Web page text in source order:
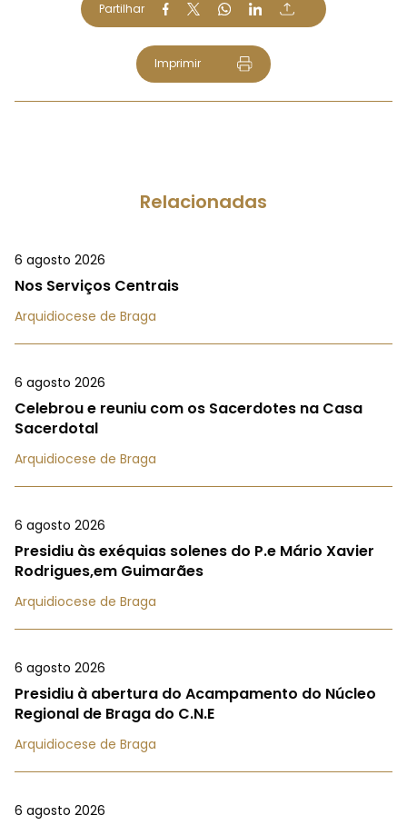
Partilhar
Imprimir
Relacionadas
6 agosto 2026
Nos Serviços Centrais
Arquidiocese de Braga
6 agosto 2026
Celebrou e reuniu com os Sacerdotes na Casa
Sacerdotal
Arquidiocese de Braga
6 agosto 2026
Presidiu às exéquias solenes do P.e Mário Xavier
Rodrigues,em Guimarães
Arquidiocese de Braga
6 agosto 2026
Presidiu à abertura do Acampamento do Núcleo
Regional de Braga do C.N.E
Arquidiocese de Braga
6 agosto 2026